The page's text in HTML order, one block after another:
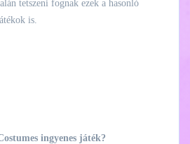
tetszeni fognak ezek a hasonló
is.
ingyenes játék?